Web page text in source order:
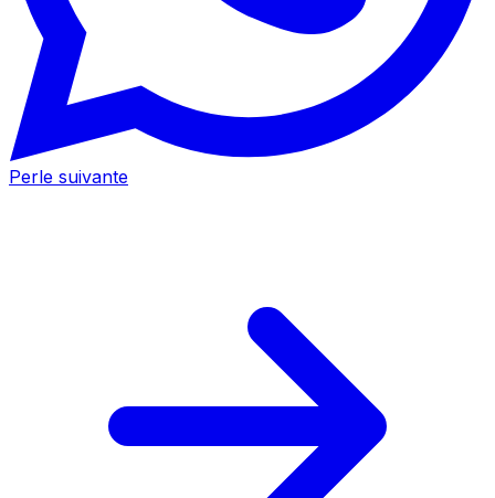
Perle suivante